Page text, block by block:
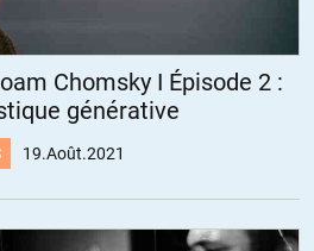
Chomsky I Épisode 2 :
générative
19.Août.2021